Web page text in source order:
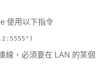
使用以下指令
線，必須要在 LAN 的某個